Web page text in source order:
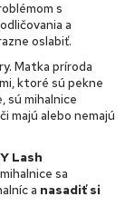
s
a
oslabiť.
Matka príroda
ktoré sú pekne
sú mihalnice
majú alebo nemajú
Lash
sa
a nasadiť si